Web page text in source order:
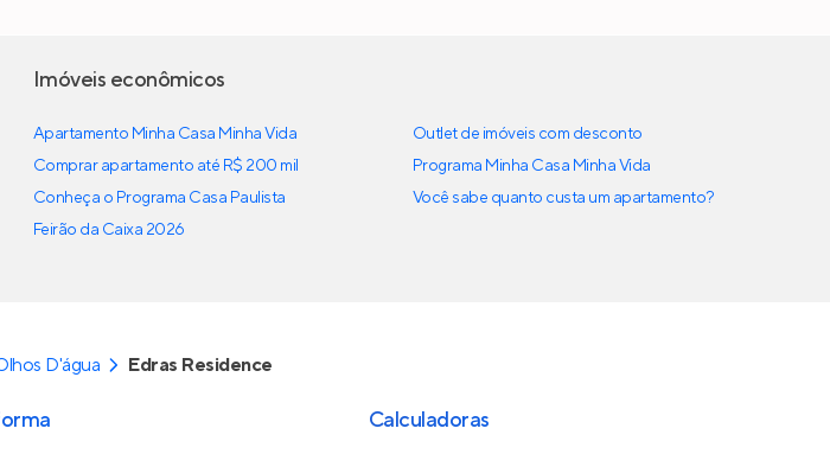
Imóveis econômicos
Apartamento Minha Casa Minha Vida
Comprar apartamento até R$ 200 mil
Conheça o Programa Casa Paulista
Feirão da Caixa 2026
Outlet de imóveis com desconto
Programa Minha Casa Minha Vida
Você sabe quanto custa um apartamento?
D'água Edras Residence
Calculadoras